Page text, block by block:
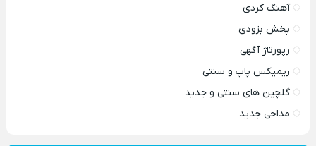
آهنگ کردی
پخش بزودی
رپورتاژ آگهی
ریمیکس پاپ و سنتی
گلچین های سنتی و جدید
مداحی جدید